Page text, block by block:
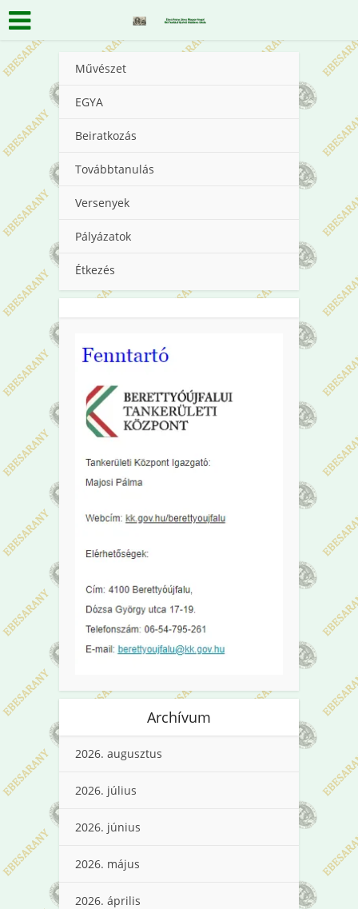
Művészet
EGYA
Beiratkozás
Továbbtanulás
Versenyek
Pályázatok
Étkezés
Archívum
2026. augusztus
2026. július
2026. június
2026. május
2026. április